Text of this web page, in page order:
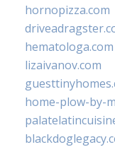
hornopizza.com
hematologa.com
lizaivanov.com
home-plow-by-